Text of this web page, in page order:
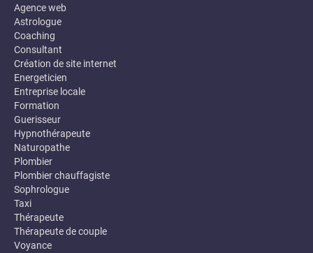
Agence web
Astrologue
Coaching
Consultant
Création de site internet
Energeticien
Entreprise locale
Formation
Guerisseur
Hypnothérapeute
Naturopathe
Plombier
Plombier chauffagiste
Sophrologue
Taxi
Thérapeute
Thérapeute de couple
Voyance